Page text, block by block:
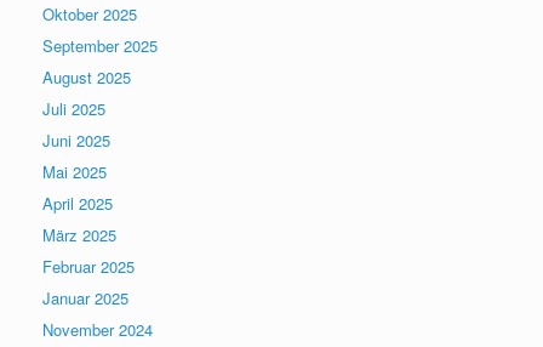
Oktober 2025
September 2025
August 2025
Juli 2025
Juni 2025
Mai 2025
April 2025
März 2025
Februar 2025
Januar 2025
November 2024